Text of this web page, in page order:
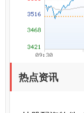
热点资讯